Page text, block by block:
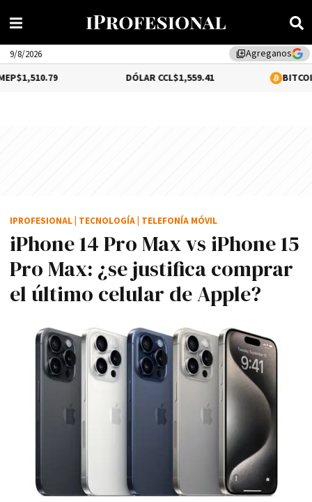
library_addAgreganos
9/8/2026
$1,559.41 0.2%
iPhone 14 Pro Max vs iPhone 15
Pro Max: ¿se justifica comprar
el último celular de Apple?
IPROFESIONAL TECNOLOGÍA TELEFONÍA MÓVIL